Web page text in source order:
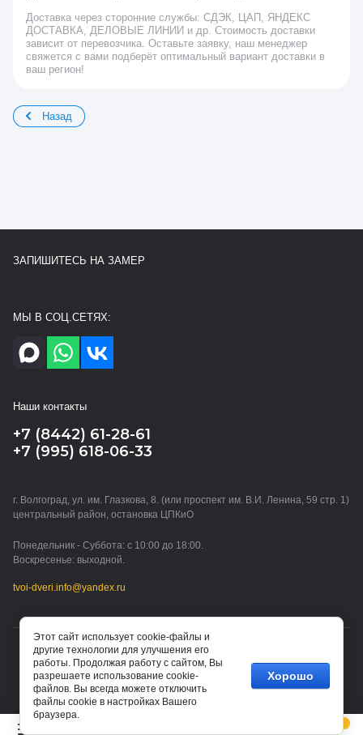
Доставка через сторонние службы: СДЭК, ЦАП, ЯНДЕКС
ДОСТАВКА, ДЕЛОВЫЕ ЛИНИИ и др. Стоимость доставки
зависит от перевозчика. Оставьте заявку, наш менеджер
свяжется с вами подберёт оптимальный вариант доставки в
ваш регион!
Назад
ЗАПИШИТЕСЬ НА ЗАМЕР
МЫ В СОЦ.СЕТЯХ:
Наши контакты
+7 (8442) 61-28-61
+7 (995) 618-06-33
г. Волгоград, ул. им. Глазкова, 8. (или проспект им. В.И. Ленина, 59 стр. 1)
центральный район, остановка ЦПКиО
Понедельник - Суббота: с 10:00 до 18:00.
Воскресенье: выходной.
tvoi-dveri.info@yandex.ru
© 2015 - 2026 ТВОИ ДВЕРИ (ИП Водорезов Дмитрий
Владимирович)
Этот сайт использует cookie-файлы и
другие технологии для улучшения его
работы. Продолжая работу с сайтом, Вы
разрешаете использование cookie-
файлов. Вы всегда можете отключить
файлы cookie в настройках Вашего
браузера.
Хорошо